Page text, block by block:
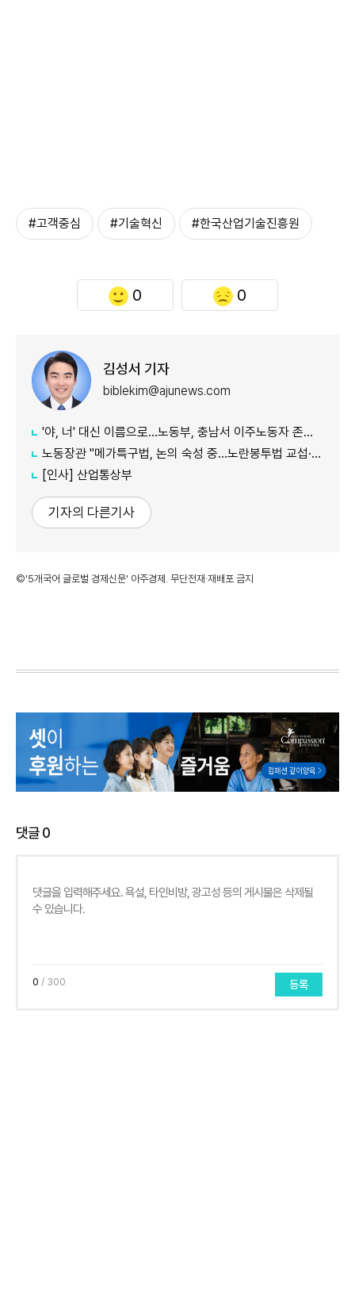
#고객중심 #기술혁신 #한국산업기술진흥원
0 0
김성서 기자
biblekim@ajunews.com
'야, 너' 대신 이름으로…노동부, 충남서 이주노동자 존중 캠페인
노동장관 "메가특구법, 논의 숙성 중…노란봉투법 교섭·쟁의 기준 구체화"
[인사] 산업통상부
기자의 다른기사
©'5개국어 글로벌 경제신문' 아주경제. 무단전재·재배포 금지
댓글0
0 / 300 등록